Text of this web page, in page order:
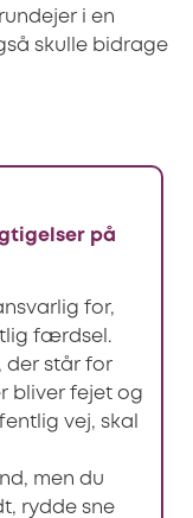
i en
skulle bidrage
på
for,
færdsel.
der står for
bliver fejet og
vej, skal
men du
rydde sne